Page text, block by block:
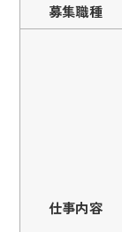
募集職種
仕事内容